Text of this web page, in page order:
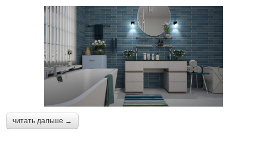
читать дальше →